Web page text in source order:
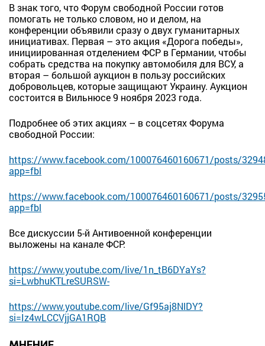
В знак того, что Форум свободной России готов
помогать не только словом, но и делом, на
конференции объявили сразу о двух гуманитарных
инициативах. Первая – это акция «Дорога победы»,
инициированная отделением ФСР в Германии, чтобы
собрать средства на покупку автомобиля для ВСУ, а
вторая – большой аукцион в пользу российских
добровольцев, которые защищают Украину. Аукцион
состоится в Вильнюсе 9 ноября 2023 года.
Подробнее об этих акциях – в соцсетях Форума
свободной России:
https://www.facebook.com/100076460160671/posts/
app=fbl
https://www.facebook.com/100076460160671/posts/
app=fbl
Все дискуссии 5-й Антивоенной конференции
выложены на канале ФСР:
https://www.youtube.com/live/1n_tB6DYaYs?
si=LwbhuKTLreSURSW-
https://www.youtube.com/live/Gf95aj8NlDY?
si=Iz4wLCCVjjGA1RQB